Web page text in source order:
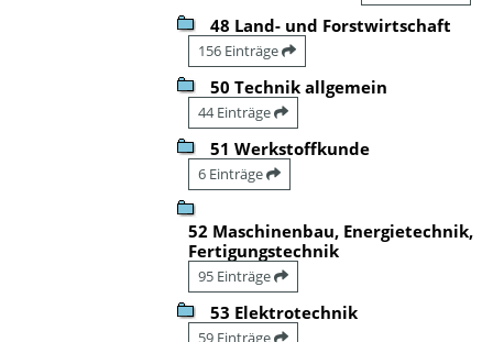
48 Land- und Forstwirtschaft
156 Einträge
50 Technik allgemein
44 Einträge
51 Werkstoffkunde
6 Einträge
52 Maschinenbau, Energietechnik,
Fertigungstechnik
95 Einträge
53 Elektrotechnik
59 Einträge